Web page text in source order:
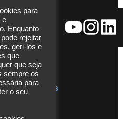
Ajudas
Catálogos
Vídeos
Assistência
Técnica
Publicações
para
e
Enquanto
rejeitar
geri-los e
que
que seja
sempre os
para
o seu